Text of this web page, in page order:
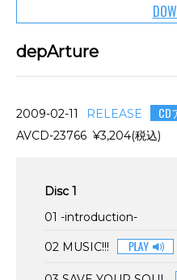
depArture
2009-02-11 RELEASE CD
AVCD-23766 ¥3,204(税込)
Disc 1
01 -introduction-
02 MUSIC!!!